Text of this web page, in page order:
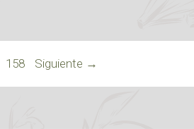
Página
158 Siguiente →